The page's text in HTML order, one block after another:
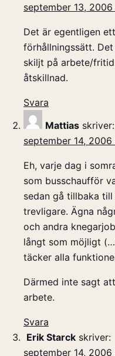
september 13,
Det är egentligen
förhållningssätt.
skiljt på arbete/
åtskillnad.
Svara
Mattias skriver:
september 14, 2006
Eh, varje dag i
som busschaufför
sedan gå tillbaka
trevligare. Ägna
och andra
långt som möjligt
täcker alla
Därmed inte sagt
arbete.
Svara
Erik Starck skriver:
september 14,